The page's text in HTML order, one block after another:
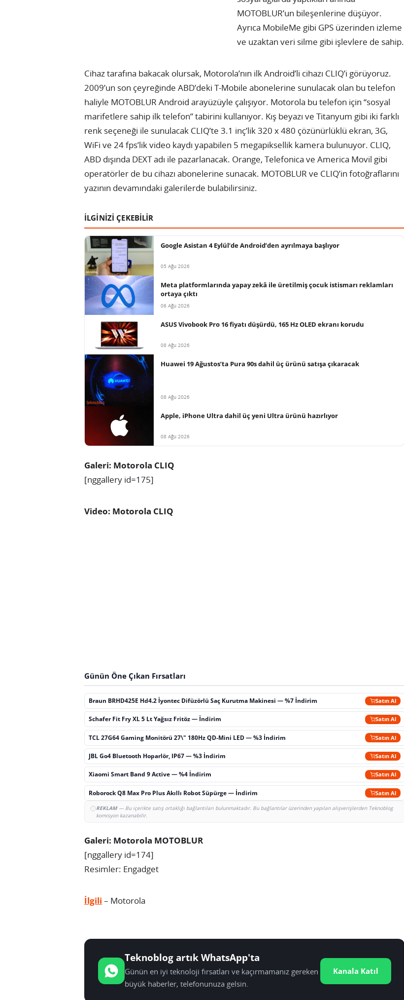
MOTOBLUR’un bileşenlerine düşüyor.
Ayrıca MobileMe gibi GPS üzerinden izleme
ve uzaktan veri silme gibi işlevlere de sahip.
Cihaz tarafına bakacak olursak, Motorola’nın ilk Android’li cihazı CLIQ’i görüyoruz.
2009’un son çeyreğinde ABD’deki T-Mobile abonelerine sunulacak olan bu telefon
haliyle MOTOBLUR Android arayüzüyle çalışıyor. Motorola bu telefon için “sosyal
marifetlere sahip ilk telefon” tabirini kullanıyor. Kış beyazı ve Titanyum gibi iki farklı
renk seçeneği ile sunulacak CLIQ’te 3.1 inç’lik 320 x 480 çözünürlüklü ekran, 3G,
WiFi ve 24 fps’lik video kaydı yapabilen 5 megapiksellik kamera bulunuyor. CLIQ,
ABD dışında DEXT adı ile pazarlanacak. Orange, Telefonica ve America Movil gibi
operatörler de bu cihazı abonelerine sunacak. MOTOBLUR ve CLIQ’in fotoğraflarını
yazının devamındaki galerilerde bulabilirsiniz.
İLGİNİZİ ÇEKEBİLİR
Google Asistan 4 Eylül’de Android’den ayrılmaya başlıyor
05 Ağu 2026
Meta platformlarında yapay zekâ ile üretilmiş çocuk istismarı reklamları
ortaya çıktı
06 Ağu 2026
ASUS Vivobook Pro 16 fiyatı düşürdü, 165 Hz OLED ekranı korudu
08 Ağu 2026
Huawei 19 Ağustos’ta Pura 90s dahil üç ürünü satışa çıkaracak
08 Ağu 2026
Apple, iPhone Ultra dahil üç yeni Ultra ürünü hazırlıyor
08 Ağu 2026
Galeri: Motorola CLIQ
[nggallery id=175]
Video: Motorola CLIQ
Günün Öne Çıkan Fırsatları
Braun BRHD425E Hd4.2 İyontec Difüzörlü Saç Kurutma Makinesi — %7 İndirim Satın Al
Schafer Fit Fry XL 5 Lt Yağsız Fritöz — İndirim Satın Al
TCL 27G64 Gaming Monitörü 27\" 180Hz QD-Mini LED — %3 İndirim Satın Al
JBL Go4 Bluetooth Hoparlör, IP67 — %3 İndirim Satın Al
Xiaomi Smart Band 9 Active — %4 İndirim Satın Al
Roborock Q8 Max Pro Plus Akıllı Robot Süpürge — İndirim Satın Al
REKLAM— Bu içerikte satış ortaklığı bağlantıları bulunmaktadır. Bu bağlantılar üzerinden yapılan alışverişlerden Teknoblog
komisyon kazanabilir.
Galeri: Motorola MOTOBLUR
[nggallery id=174]
Resimler: Engadget
İlgili – Motorola
Teknoblog artık WhatsApp'ta
Günün en iyi teknoloji fırsatları ve kaçırmamanız gereken
büyük haberler, telefonunuza gelsin.
Kanala Katıl